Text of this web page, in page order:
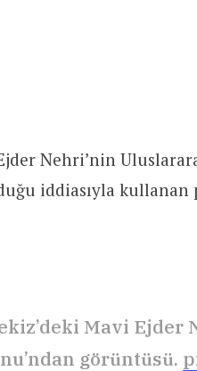
Nehri’nin
iddiasıyla
Mavi Ejder
görüntüsü.